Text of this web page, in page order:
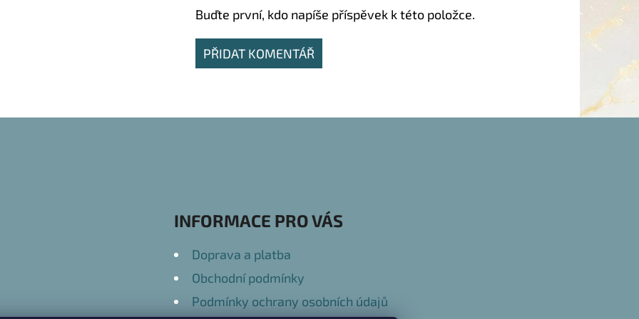
Buďte první, kdo napíše příspěvek k této položce.
PŘIDAT KOMENTÁŘ
INFORMACE PRO VÁS
Doprava a platba
Obchodní podmínky
Podmínky ochrany osobních údajů